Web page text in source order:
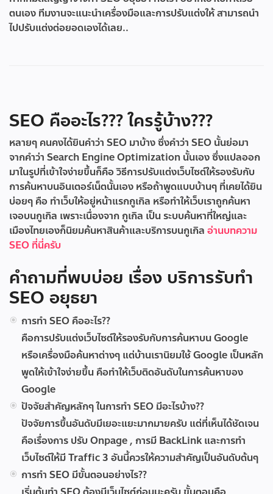
ตนเอง ทีมงานจะแนะนำเครื่องมือและการปรับแต่งให้ สามารถนำ
ไปปรับแต่งต่อยอดเองได้เลย..
SEO คืออะไร??? ใครรู้บ้าง???
หลายๆ คนคงได้ยินคำว่า SEO มาบ้าง ซึ่งคำว่า SEO นั้นย่อมา
จากคำว่า Search Engine Optimization นั้นเอง ซึ่งแปลออก
มาในรูปที่เข้าใจง่ายขึ้นก็คือ วิธีการปรับแต่งเว็บไซต์ให้รองรับกับ
การค้นหาบนอินเตอร์เน็ตนั้นเอง หรือถ้าพูดแบบบ้านๆ ที่เคยได้ยิน
บ่อยๆ คือ ทำเว็บให้อยู่หน้าแรกกูเกิล หรือทำให้เว็บเราถูกค้นหา
เจอบนกูเกิล เพราะเนื่องจาก กูเกิล เป็น ระบบค้นหาที่ใหญ่และ
เมืองไทยเองก็นิยมค้นหาสินค้าและบริการบนกูเกิล อ่านบทความ
SEO ที่นี่ครับ
คำถามที่พบบ่อย เรื่อง บริการรับทำ
SEO อยุธยา
การทำ SEO คืออะไร??
คือการปรับแต่งเว็บไซต์ให้รองรับกับการค้นหาบน Google
หรือเครื่องมือค้นหาต่างๆ แต่บ้านเรานิยมใช้ Google เป็นหลัก
พูดให้เข้าใจง่ายขึ้น คือทำให้เว็บติดอันดับในการค้นหาของ
Google
ปัจจัยสำคัญหลักๆ ในการทำ SEO มีอะไรบ้าง??
ปัจจัยการขึ้นอันดับมีเยอะแยะมากมายครับ แต่ที่เห็นได้ชัดเจน
คือเรื่องการ ปรับ Onpage , การมี BackLink และการทำ
เว็บไซต์ให้มี Traffic 3 อันนี้ควรให้ความสำคัญเป็นอันดับต้นๆ
การทำ SEO มีขั้นตอนอย่างไร??